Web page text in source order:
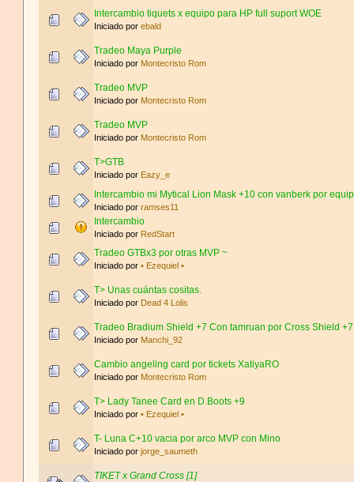
Intercambio tiquets x equipo para HP full suport WOE
Iniciado porebald
Tradeo Maya Purple
Iniciado por Montecristo Rom
Tradeo MVP
Iniciado por Montecristo Rom
Tradeo MVP
Iniciado por Montecristo Rom
T>GTB
Iniciado por Eazy_e
Intercambio mi Mytical Lion Mask +10 con vanberk por
Iniciado porramses11
Intercambio
Iniciado por RedStart
Tradeo GTBx3 por otras MVP ~
Iniciado por• Ezequiel •
T> Unas cuántas cositas.
Iniciado por Dead 4 Lolis
Tradeo Bradium Shield +7 Con tamruan por Cross Shield
Iniciado por Manchi_92
Cambio angeling card por tickets XatiyaRO
Iniciado por Montecristo Rom
T> Lady Tanee Card en D.Boots +9
Iniciado por• Ezequiel •
T- Luna C+10 vacia por arco MVP con Mino
Iniciado porjorge_saumeth
TIKET x Grand Cross [1]